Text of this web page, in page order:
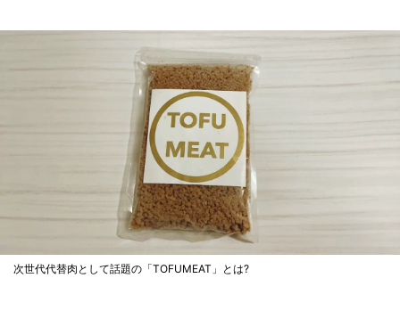
次世代代替肉として話題の「TOFUMEAT」とは?